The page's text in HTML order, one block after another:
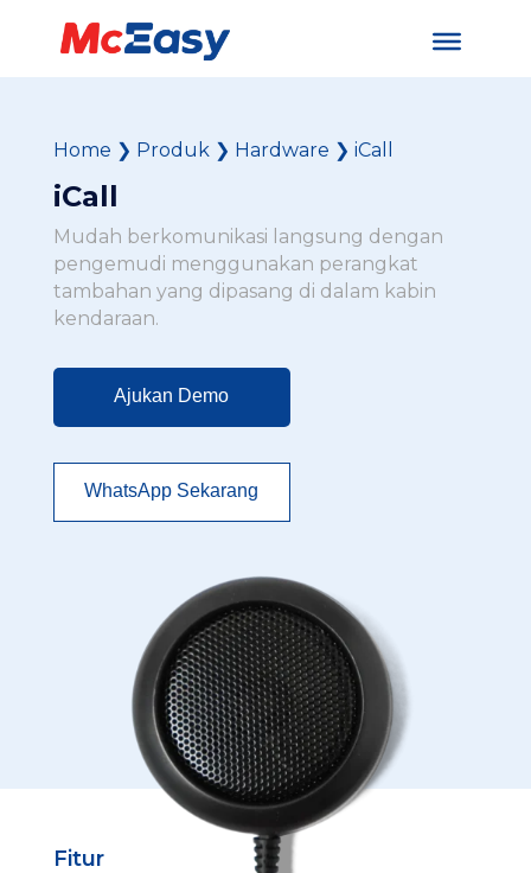
Home ❯ Produk❯ Hardware ❯ iCall
iCall
Mudah berkomunikasi langsung dengan
pengemudi menggunakan perangkat
tambahan yang dipasang di dalam kabin
kendaraan.
Ajukan Demo
WhatsApp Sekarang
Fitur